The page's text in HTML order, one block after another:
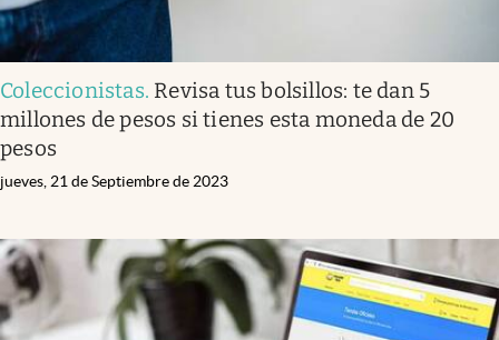
Coleccionistas. Revisa tus bolsillos: te dan 5
millones de pesos si tienes esta moneda de 20
pesos
jueves, 21 de Septiembre de 2023